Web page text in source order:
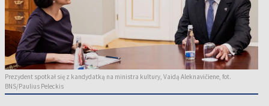
Prezydent spotkał się z kandydatką na ministra kultury, Vaidą Aleknavičiene, fot.
BNS/Paulius Peleckis